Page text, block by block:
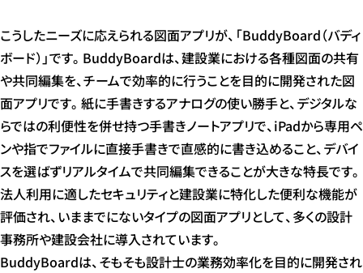
こうしたニーズに応えられる図面アプリが、「BuddyBoard（バディ
ボード）」です。BuddyBoardは、建設業における各種図面の共有
や共同編集を、チームで効率的に行うことを目的に開発された図
面アプリです。紙に手書きするアナログの使い勝手と、デジタルな
らではの利便性を併せ持つ手書きノートアプリで、iPadから専用ペ
ンや指でファイルに直接手書きで直感的に書き込めること、デバイ
スを選ばずリアルタイムで共同編集できることが大きな特長です。
法人利用に適したセキュリティと建設業に特化した便利な機能が
評価され、いままでにないタイプの図面アプリとして、多くの設計
事務所や建設会社に導入されています。
BuddyBoardは、そもそも設計士の業務効率化を目的に開発され